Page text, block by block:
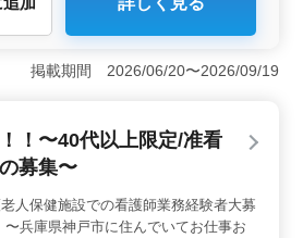
県久留米市に位置する当院は、年
実した休暇制度を提供しています。
5時間と少なめであり、ベテランシ
しています。女性の方も歓迎さ
が整っています。 ＜業務内容の
から急性期に戻された患者様の
援など、やりがいのある業務が豊
生活を支える重要な業務を担当す
験豊富な看護師の方にとって、成
掲載期間 2026/06/20〜2026/09/19
！〜40代以上限定/准看
募集〜
人保健施設での看護師業務経験者大募
〜兵庫県神戸市に住んでいてお仕事お